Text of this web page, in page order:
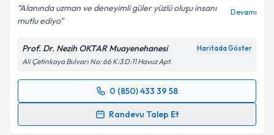
Alanında uzman ve deneyimli güler yüzlü oluşu insanı
mutlu ediyo
Devamı
Prof. Dr. Nezih OKTAR Muayenehanesi Haritada Göster
Ali Çetinkaya Bulvarı No: 66 K:3 D:11 Havuz Apt.
0 (850) 433 39 58
Randevu Talep Et
Randevu Takvimi Talebi